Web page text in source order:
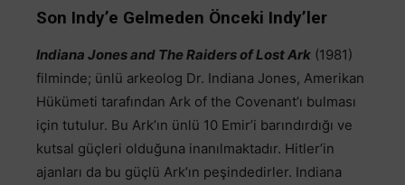
Son Indy’e Gelmeden Önceki Indy’ler
Indiana Jones and The Raiders of Lost Ark (1981)
filminde; ünlü arkeolog Dr. Indiana Jones, Amerikan
Hükümeti tarafından Ark of the Covenant’ı bulması
için tutulur. Bu Ark’ın ünlü 10 Emir’i barındırdığı ve
kutsal güçleri olduğuna inanılmaktadır. Hitler’in
ajanları da bu güçlü Ark’ın peşindedirler. Indiana